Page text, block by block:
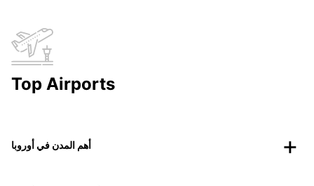
Top Airports
أهم المدن في أوروبا